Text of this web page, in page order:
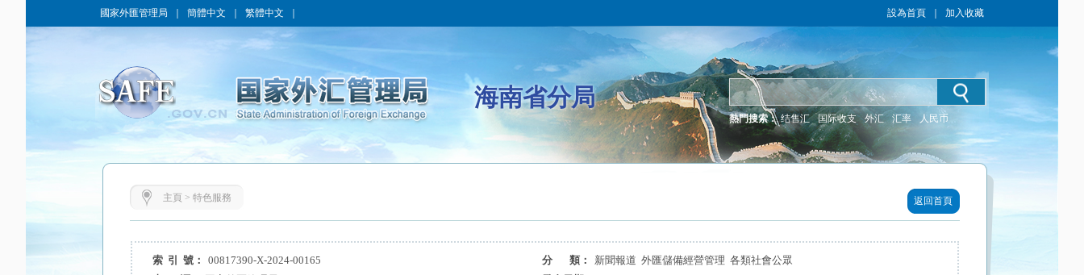
國家外匯管理局 簡體中文 繁體中文 設為首頁 加入收藏
海南省分局
熱門搜索： 结售汇 国际收支 外汇 汇率 人民币
主頁 > 特色服務 返回首頁
索 引 號： 00817390-X-2024-00165 分 類：
新聞報道 外匯儲備經營管理 各類社會公眾